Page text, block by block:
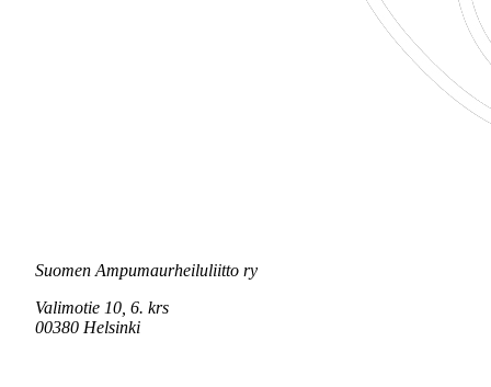
Suomen Ampumaurheiluliitto ry
Valimotie 10, 6. krs
00380 Helsinki